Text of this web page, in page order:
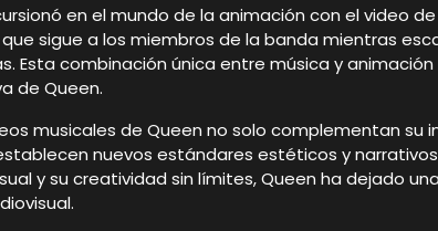
en el mundo de la animación con el video de
sigue a los miembros de la banda mientras
Esta combinación única entre música y
de Queen.
musicales de Queen no solo complementan su
nuevos estándares estéticos y
y su creatividad sin límites, Queen ha dejado